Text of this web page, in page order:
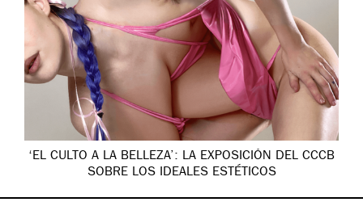
‘EL CULTO A LA BELLEZA’: LA EXPOSICIÓN DEL CCCB
SOBRE LOS IDEALES ESTÉTICOS